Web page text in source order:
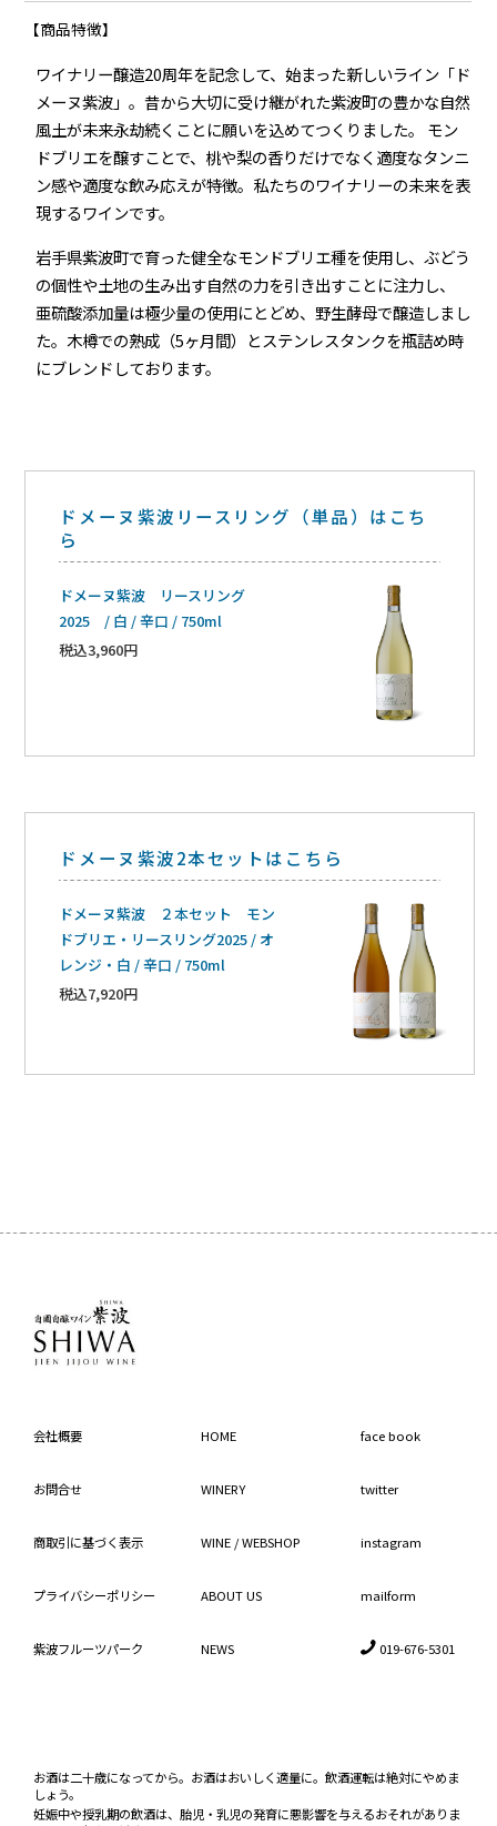
【商品特徴】
ワイナリー醸造20周年を記念して、始まった新しいライン「ド
メーヌ紫波」。昔から大切に受け継がれた紫波町の豊かな自然
風土が未来永劫続くことに願いを込めてつくりました。 モン
ドブリエを醸すことで、桃や梨の香りだけでなく適度なタンニ
ン感や適度な飲み応えが特徴。私たちのワイナリーの未来を表
現するワインです。
岩手県紫波町で育った健全なモンドブリエ種を使用し、ぶどう
の個性や土地の生み出す自然の力を引き出すことに注力し、
亜硫酸添加量は極少量の使用にとどめ、野生酵母で醸造しまし
た。木樽での熟成（5ヶ月間）とステンレスタンクを瓶詰め時
にブレンドしております。
ドメーヌ紫波リースリング（単品）はこち
ら
ドメーヌ紫波 リースリング
2025 / 白 / 辛口 / 750ml
税込3,960円
ドメーヌ紫波2本セットはこちら
ドメーヌ紫波 ２本セット モン
ドブリエ・リースリング2025 / オ
レンジ・白 / 辛口 / 750ml
税込7,920円
会社概要
お問合せ
商取引に基づく表示
プライバシーポリシー
紫波フルーツパーク
HOME
WINERY
WINE / WEBSHOP
ABOUT US
NEWS
face book
twitter
instagram
mailform
 019-676-5301
お酒は二十歳になってから。お酒はおいしく適量に。飲酒運転は絶対にやめま
しょう。
妊娠中や授乳期の飲酒は、胎児・乳児の発育に悪影響を与えるおそれがありま